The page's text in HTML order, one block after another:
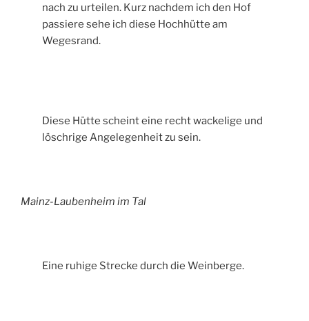
nach zu urteilen. Kurz nachdem ich den Hof
passiere sehe ich diese Hochhütte am
Wegesrand.
Diese Hütte scheint eine recht wackelige und
löschrige Angelegenheit zu sein.
Mainz-Laubenheim im Tal
Eine ruhige Strecke durch die Weinberge.